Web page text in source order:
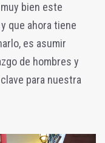
bien este
que ahora tiene
es asumir
de hombres y
para nuestra